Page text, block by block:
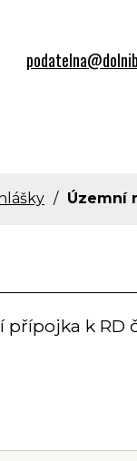
Územní
k RD